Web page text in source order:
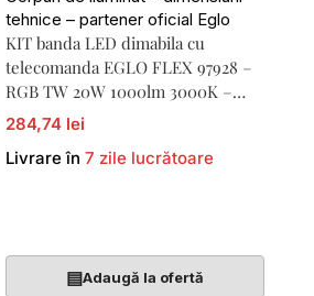
KIT banda LED dimabila cu
telecomanda EGLO FLEX 97928 –
RGB TW 20W 1000lm 3000K –
5000mm
284,74 lei
Livrare în7 zile lucrătoare
▤Adaugă la ofertă